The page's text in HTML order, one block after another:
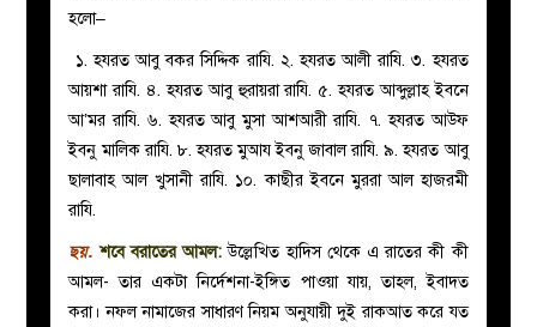
হলো–
১. হযরত আবু বকর সিদ্দিকরাযি. ২. হযরত আলীরাযি. ৩. হযরত
আয়শারাযি. ৪. হযরত আবু হুরায়রারাযি. ৫. হযরত আব্দুল্লাহ ইবনে
আ’মররাযি.৬. হযরত আবু মুসা আশআরীরাযি. ৭. হযরত আউফ
ইবনু মালিকরাযি. ৮. হযরত মুআয ইবনু জাবালরাযি. ৯. হযরত আবু
ছালাবাহ আল খুসানীরাযি. ১০. কাছীর ইবনে মুররা আল হাজরমী
রাযি.
ছয়. শবে বরাতের আমল: উল্লেখিত হাদিস থেকে এ রাতের কী কী
আমল- তার একটা নির্দেশনা-ইঙ্গিত পাওয়া যায়, তাহল, ইবাদত
করা। নফল নামাজের সাধারণ নিয়ম অনুযায়ী দুই রাকআত করে যত